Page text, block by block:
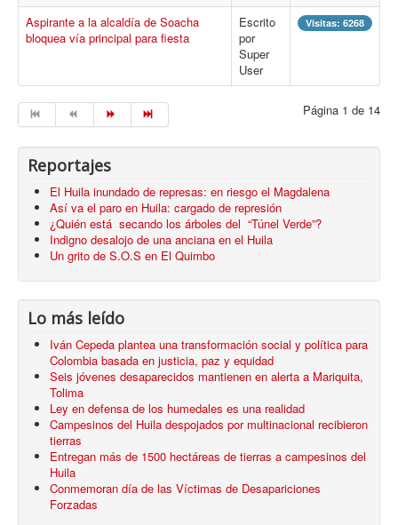
Aspirante a la alcaldía de Soacha
bloquea vía principal para fiesta
Escrito
por
Super
User
Visitas: 6268
Página 1 de 14
Reportajes
El Huila inundado de represas: en riesgo el Magdalena
Así va el paro en Huila: cargado de represión
¿Quién está secando los árboles del “Túnel Verde”?
Indigno desalojo de una anciana en el Huila
Un grito de S.O.S en El Quimbo
Lo más leído
Iván Cepeda plantea una transformación social y política para
Colombia basada en justicia, paz y equidad
Seis jóvenes desaparecidos mantienen en alerta a Mariquita,
Tolima
Ley en defensa de los humedales es una realidad
Campesinos del Huila despojados por multinacional recibieron
tierras
Entregan más de 1500 hectáreas de tierras a campesinos del
Huila
Conmemoran día de las Víctimas de Desapariciones
Forzadas